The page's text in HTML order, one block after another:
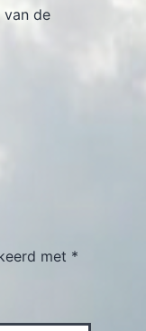
van de
met *